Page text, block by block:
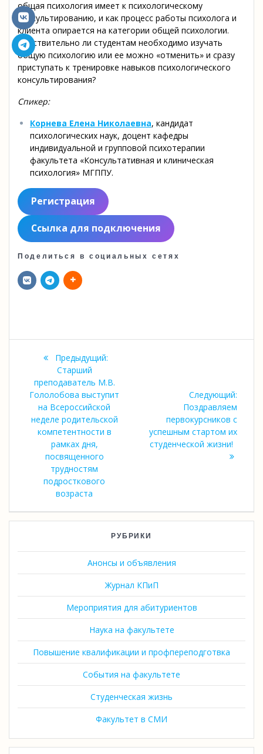
общая психология имеет к психологическому
консультированию, и как процесс работы психолога и
клиента опирается на категории общей психологии.
Действительно ли студентам необходимо изучать
общую психологию или ее можно «отменить» и сразу
приступать к тренировке навыков психологического
консультирования?
Спикер:
Корнева Елена Николаевна, кандидат
психологических наук, доцент кафедры
индивидуальной и групповой психотерапии
факультета «Консультативная и клиническая
психология» МГППУ.
Регистрация
Ссылка для подключения
Поделиться в социальных сетях
Навигация
записям
Предыдущий:Предыдущая
Старший
преподаватель М.В.
Гололобова выступит
на Всероссийской
неделе родительской
компетентности в
рамках дня,
посвященного
трудностям
подросткового
возраста
Следующий:
Поздравляем
первокурсников с
успешным стартом их
студенческой жизни!
РУБРИКИ
Анонсы и объявления
Журнал КПиП
Мероприятия для абитуриентов
Наука на факультете
Повышение квалификации и профпереподготвка
События на факультете
Студенческая жизнь
Факультет в СМИ